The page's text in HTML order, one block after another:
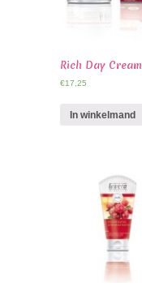
Rich Day Cream
€17,25
In winkelmand